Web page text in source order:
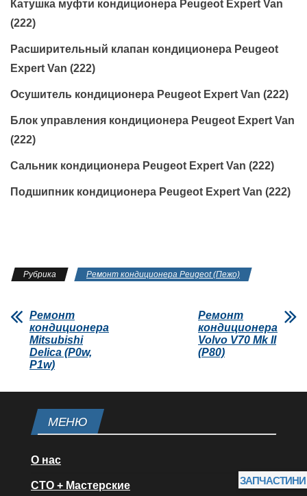
Катушка муфти кондиционера Peugeot Expert Van
(222)
Расширительный клапан кондиционера Peugeot
Expert Van (222)
Осушитель кондиционера Peugeot Expert Van (222)
Блок управления кондиционера Peugeot Expert Van
(222)
Сальник кондиционера Peugeot Expert Van (222)
Подшипник кондиционера Peugeot Expert Van (222)
Рубрика Ремонт кондиционера Peugeot (Пежо)
Ремонт
кондиционера
Mitsubishi
Delica (P0w,
P1w)
Ремонт
кондиционера
Volvo V70 Mk II
(P80)
МЕНЮ
О нас
СТО + Мастерские ЗАПЧАСТИНИ